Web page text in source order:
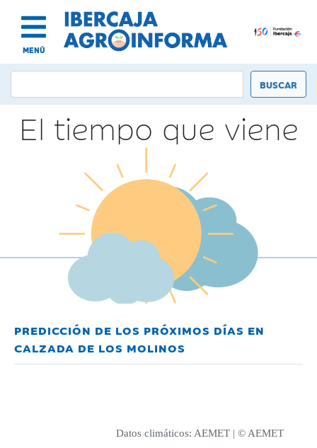
MENÚ
El tiempo que viene
PREDICCIÓN DE LOS PRÓXIMOS DÍAS EN
CALZADA DE LOS MOLINOS
Datos climáticos: AEMET | © AEMET